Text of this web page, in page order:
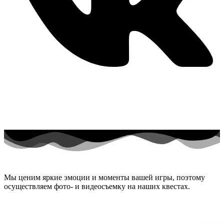
Мы ценим яркие эмоции и моменты вашей игры, поэтому
осуществляем фото- и видеосъемку на наших квестах.